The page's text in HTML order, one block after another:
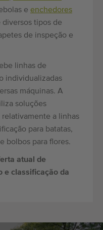
e enchedores
tipos de
de inspeção e
linhas de
individualizadas
máquinas. A
soluções
a linhas
para batatas,
bolbos para flores.
atual de
e classificação da